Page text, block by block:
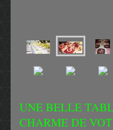
UNE BELLE
CHARME DE